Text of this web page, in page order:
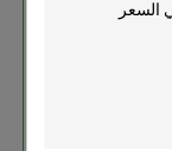
ملصقات
ملونة